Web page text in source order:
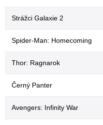
Strážci Galaxie 2
Spider-Man: Homecoming
Thor: Ragnarok
Černý Panter
Avengers: Infinity War